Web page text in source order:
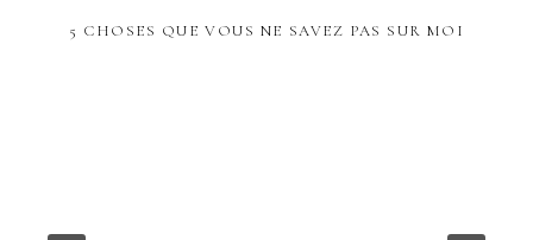
5 CHOSES QUE VOUS NE SAVEZ PAS SUR MOI